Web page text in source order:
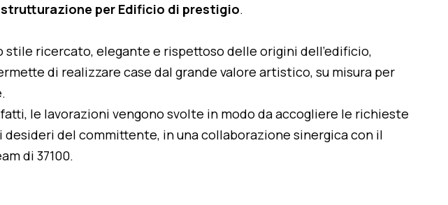
per Edificio di prestigio.
stile ricercato, elegante e rispettoso delle origini dell'edificio,
di realizzare case dal grande valore artistico, su misura per
le lavorazioni vengono svolte in modo da accogliere le richieste
desideri del committente, in una collaborazione sinergica con il
di 37100.